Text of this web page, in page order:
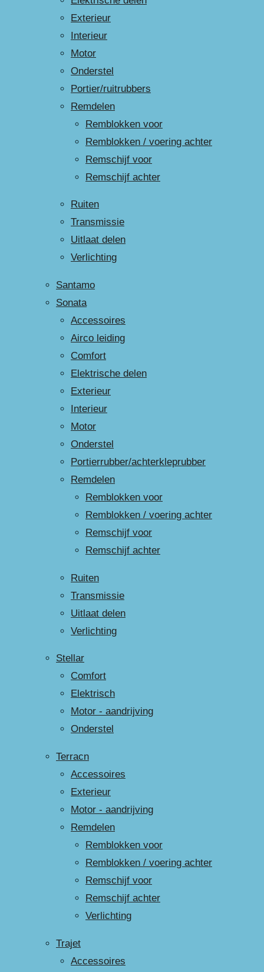
Exterieur
Interieur
Motor
Onderstel
Portier/ruitrubbers
Remdelen
Remblokken voor
Remblokken / voering achter
Remschijf voor
Remschijf achter
Ruiten
Transmissie
Uitlaat delen
Verlichting
Santamo
Sonata
Accessoires
Airco leiding
Comfort
Elektrische delen
Exterieur
Interieur
Motor
Onderstel
Portierrubber/achterkleprubber
Remdelen
Remblokken voor
Remblokken / voering achter
Remschijf voor
Remschijf achter
Ruiten
Transmissie
Uitlaat delen
Verlichting
Stellar
Comfort
Elektrisch
Motor - aandrijving
Onderstel
Terracn
Accessoires
Exterieur
Motor - aandrijving
Remdelen
Remblokken voor
Remblokken / voering achter
Remschijf voor
Remschijf achter
Verlichting
Trajet
Accessoires